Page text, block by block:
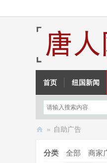
首页 纽国新闻
» 自助广告
分类 全部 商家